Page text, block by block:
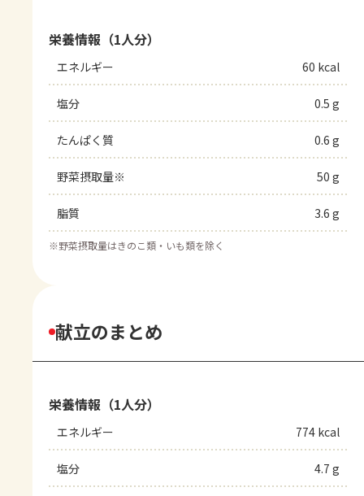
栄養情報（1人分）
エネルギー 60 kcal
塩分 0.5 g
たんぱく質 0.6 g
野菜摂取量※ 50 g
脂質 3.6 g
※野菜摂取量はきのこ類・いも類を除く
献立のまとめ
栄養情報（1人分）
エネルギー 774 kcal
塩分 4.7 g